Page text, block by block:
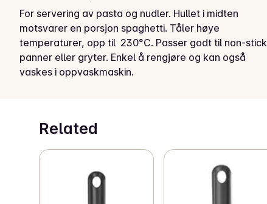
For servering av pasta og nudler. Hullet i midten
motsvarer en porsjon spaghetti. Tåler høye
temperaturer, opp til  230°C. Passer godt til non-stick
panner eller gryter. Enkel å rengjøre og kan også
vaskes i oppvaskmaskin.
Related